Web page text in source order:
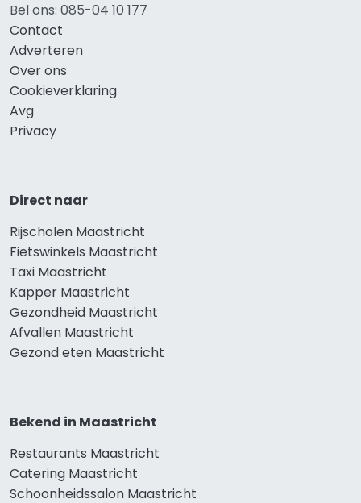
Bel ons: 085-04 10 177
Contact
Adverteren
Over ons
Cookieverklaring
Avg
Privacy
Direct naar
Rijscholen Maastricht
Fietswinkels Maastricht
Taxi Maastricht
Kapper Maastricht
Gezondheid Maastricht
Afvallen Maastricht
Gezond eten Maastricht
Bekend in Maastricht
Restaurants Maastricht
Catering Maastricht
Schoonheidssalon Maastricht